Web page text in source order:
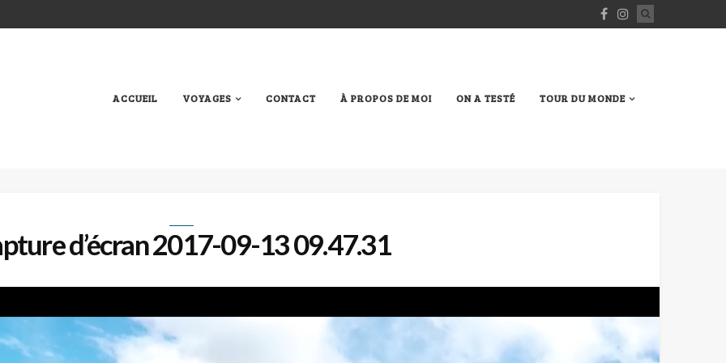
ACCUEIL VOYAGES CONTACT À PROPOS DE MOI ON A TESTÉ TOUR DU MONDE
d’écran 2017-09-13 09.47.31